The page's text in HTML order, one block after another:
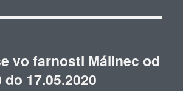
vo farnosti Málinec od
do 17.05.2020